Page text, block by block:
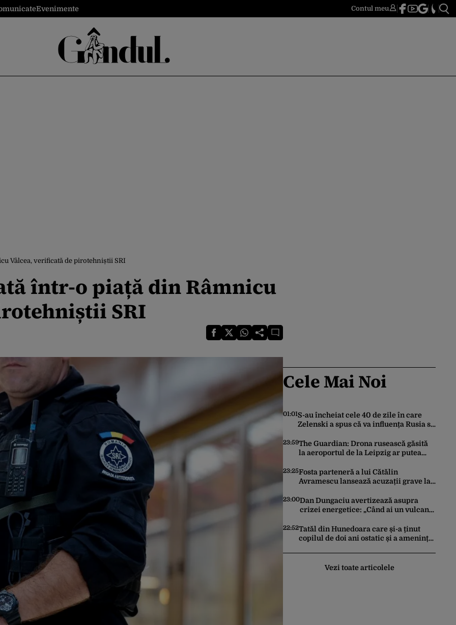
Evenimente Contul meu
Vâlcea, verificată de pirotehniștii SRI
într-o piață din Râmnicu
SRI
Cele Mai Noi
01:01S-au încheiat cele 40 de zile în care
Zelenski a spus că va influența Rusia să
operațiunea Kievului
23:59The Guardian: Drona rusească găsită
la aeroportul de la Leipzig ar putea
tensiunilor NATO-Rusia
23:25Fosta parteneră a lui Cătălin
Avramescu lansează acuzații grave la
sesizat DIICOT: „Făcea baie complet
dezbrăcat cu copiii”. Fostul consilier
23:00Dan Dungaciu avertizează asupra
crizei energetice: „Când ai un vulcan
leucoplast”
22:52Tatăl din Hunedoara care și-a ținut
copilul de doi ani ostatic și a amenințat
Vezi toate articolele